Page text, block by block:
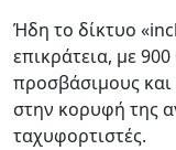
Ήδη το δίκτυο
επικράτεια, με
προσβάσιμους και
στην κορυφή της
ταχυφορτιστές.